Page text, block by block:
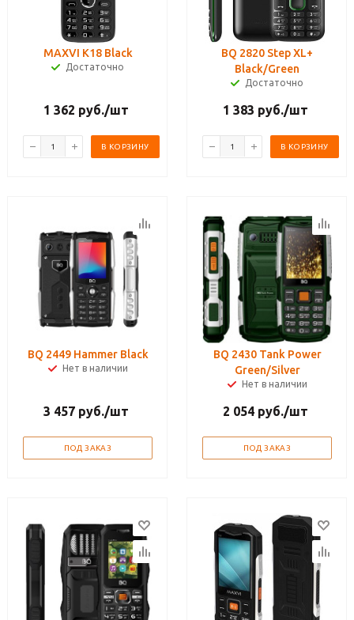
MAXVI K18 Black
Достаточно
1 362 руб./шт
В КОРЗИНУ
BQ 2820 Step XL+
Black/Green
Достаточно
1 383 руб./шт
В КОРЗИНУ
BQ 2449 Hammer Black
Нет в наличии
3 457 руб./шт
ПОД ЗАКАЗ
BQ 2430 Tank Power
Green/Silver
Нет в наличии
2 054 руб./шт
ПОД ЗАКАЗ